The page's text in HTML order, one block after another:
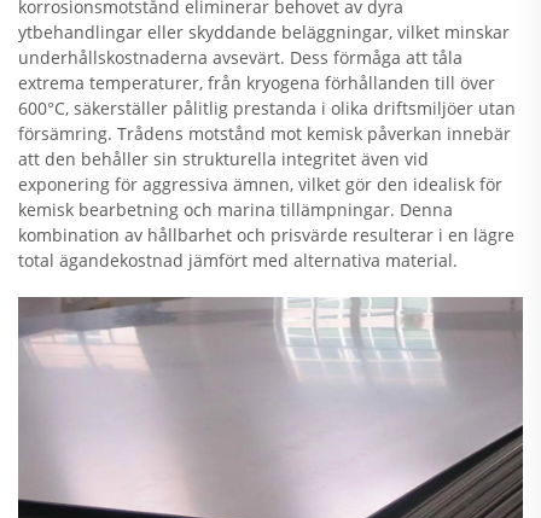
korrosionsmotstånd eliminerar behovet av dyra
ytbehandlingar eller skyddande beläggningar, vilket minskar
underhållskostnaderna avsevärt. Dess förmåga att tåla
extrema temperaturer, från kryogena förhållanden till över
600°C, säkerställer pålitlig prestanda i olika driftsmiljöer utan
försämring. Trådens motstånd mot kemisk påverkan innebär
att den behåller sin strukturella integritet även vid
exponering för aggressiva ämnen, vilket gör den idealisk för
kemisk bearbetning och marina tillämpningar. Denna
kombination av hållbarhet och prisvärde resulterar i en lägre
total ägandekostnad jämfört med alternativa material.